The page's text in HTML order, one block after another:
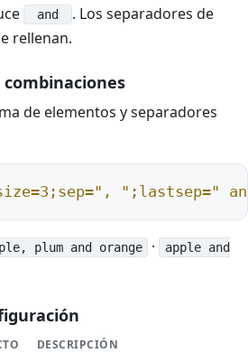
and
. Los separadores de
rellenan.
de elementos y separadores
";lastsep="
plum and orange ·
apple and
DESCRIPCIÓN